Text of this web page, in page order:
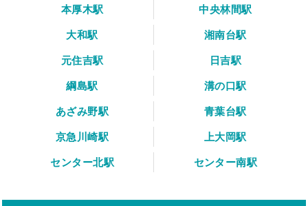
本厚木駅
中央林間駅
大和駅
湘南台駅
元住吉駅
日吉駅
綱島駅
溝の口駅
あざみ野駅
青葉台駅
京急川崎駅
上大岡駅
センター北駅
センター南駅